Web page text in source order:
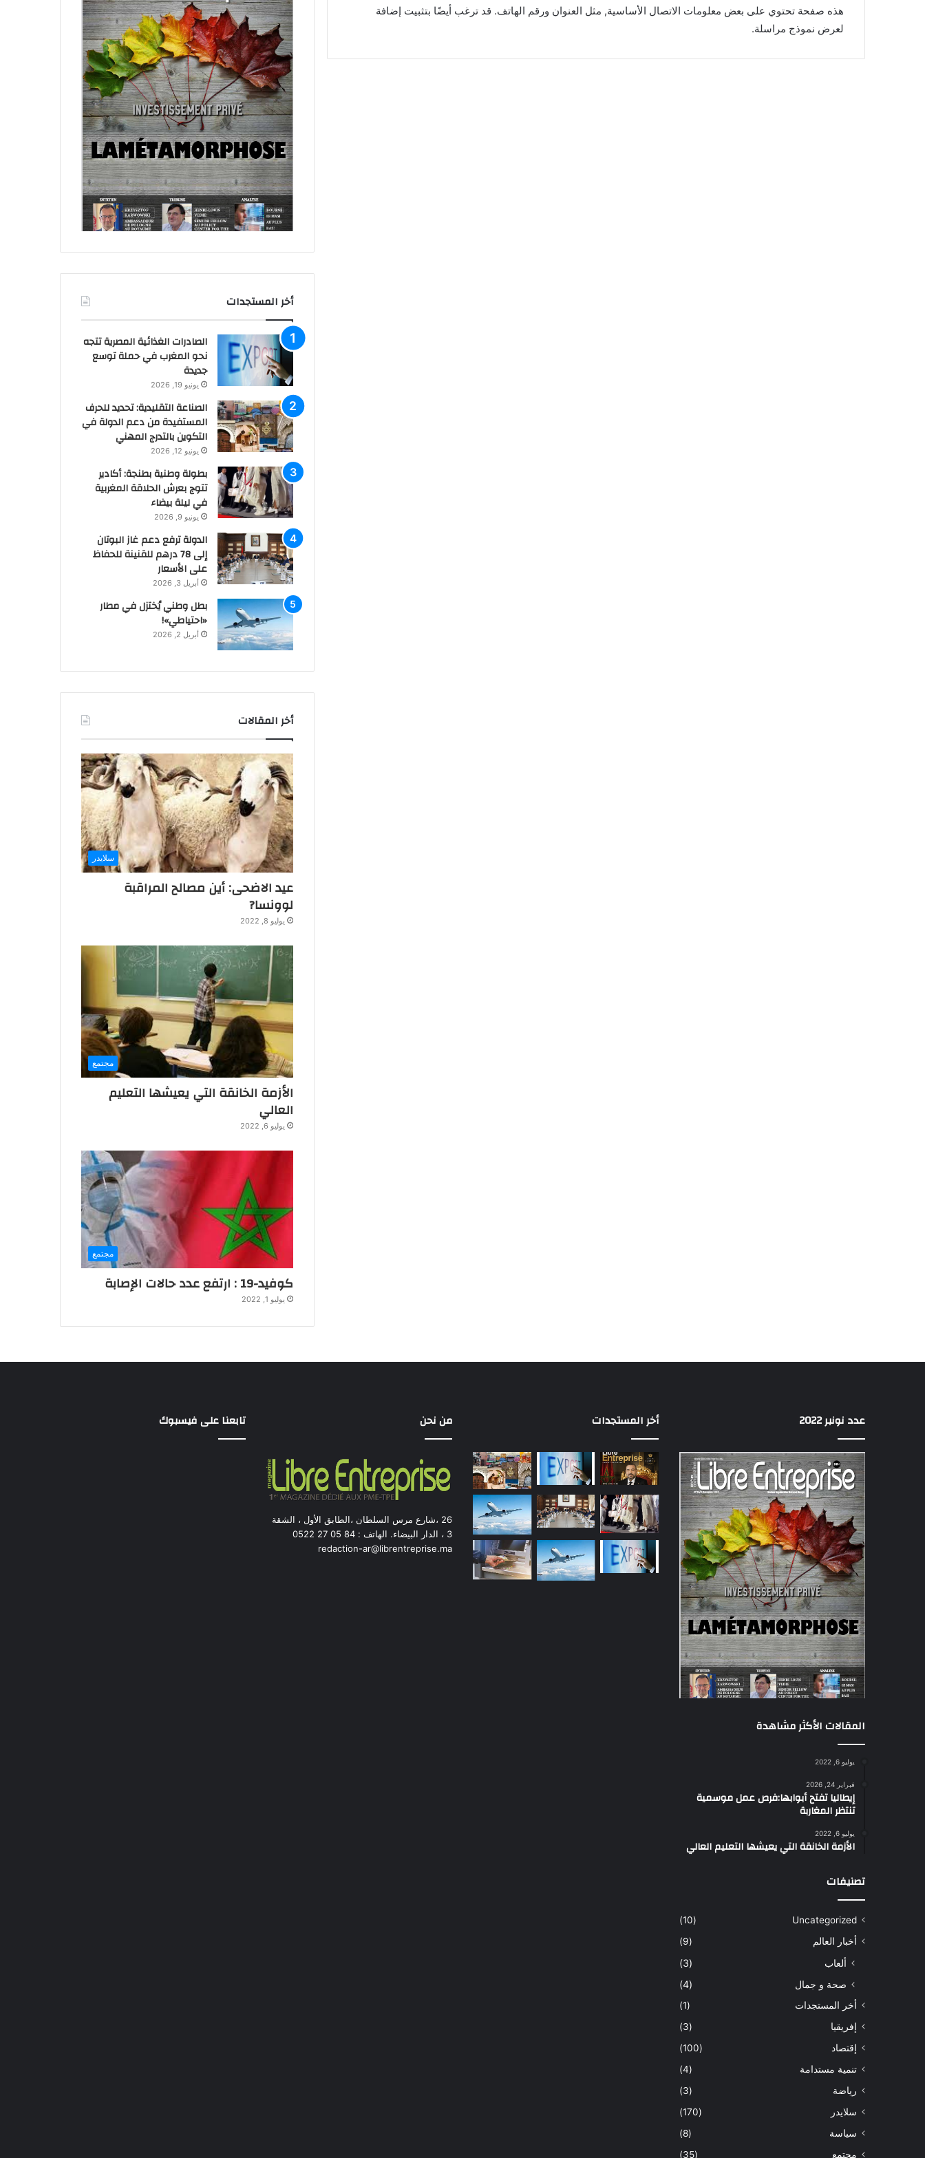
هذه صفحة تحتوي على بعض معلومات الاتصال الأساسية, مثل العنوان ورقم الهاتف. قد ترغب أيضًا بتثبيت إضافة
لعرض نموذج مراسلة.
أخر المستجدات
الصادرات الغذائية المصرية تتجه
نحو المغرب في حملة توسع
جديدة
يونيو 19, 2026
الصناعة التقليدية: تحديد للحرف
المستفيدة من دعم الدولة في
التكوين بالتدرج المهني
يونيو 12, 2026
بطولة وطنية بطنجة: أكادير
تتوج بعرش الحلاقة المغربية
في ليلة بيضاء
يونيو 9, 2026
الدولة ترفع دعم غاز البوتان
إلى 78 درهم للقنينة للحفاظ
على الأسعار
أبريل 3, 2026
بطل وطني يُختزل في مطار
«احتياطي»!
أبريل 2, 2026
أخر المقالات
سلايدر
عيد الاضحى: أين مصالح المراقبة
لوونسا?
يوليو 8, 2022
مجتمع
الأزمة الخانقة التي يعيشها التعليم
العالي
يوليو 6, 2022
مجتمع
كوفيد-19 : ارتفع عدد حالات الإصابة
يوليو 1, 2022
عدد نونبر 2022
المقالات الأكثر مشاهدة
يوليو 6, 2022
فبراير 24, 2026
إيطاليا تفتح أبوابها:فرص عمل موسمية
تنتظر المغاربة
يوليو 6, 2022
الأزمة الخانقة التي يعيشها التعليم العالي
تصنيفات
Uncategorized
(10)
أخبار العالم
(9)
ألعاب
(3)
صحة و جمال
(4)
أخر المستجدات
(1)
إفريقيا
(3)
إقتصاد
(100)
تنمية مستدامة
(4)
رياضة
(3)
سلايدر
(170)
سياسة
(8)
مجتمع
(35)
أخر المستجدات من نحن
26 ،شارع مرس السلطان ،الطابق الأول ، الشقة
3 ، الدار البيضاء. الهاتف : 84 05 27 0522
redaction-ar@librentreprise.ma
تابعنا على فيسبوك